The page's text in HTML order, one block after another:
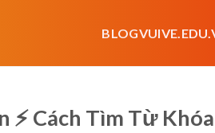
⚡️ Cách Tìm Từ Khóa